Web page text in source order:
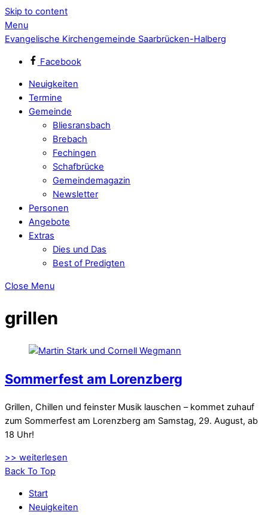
Skip to content
Menu
Evangelische Kirchengemeinde Saarbrücken-Halberg
Facebook
Neuigkeiten
Termine
Gemeinde
Bliesransbach
Brebach
Fechingen
Schafbrücke
Gemeindemagazin
Newsletter
Personen
Angebote
Extras
Dies und Das
Best of Predigten
Close Menu
grillen
Sommerfest am Lorenzberg
Grillen, Chillen und feinster Musik lauschen – kommet zuhauf
zum Sommerfest am Lorenzberg am Samstag, 29. August, ab
18 Uhr!
>> weiterlesen
Back To Top
Start
Neuigkeiten